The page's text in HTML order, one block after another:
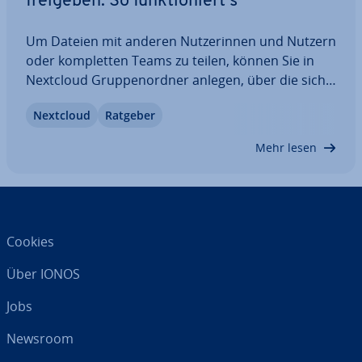
Um Dateien mit anderen Nut­ze­rin­nen und Nutzern
oder kom­plet­ten Teams zu teilen, können Sie in
Nextcloud Grup­pen­ord­ner anlegen, über die sich
erklären wir, was Nextcloud-Grup­pen­ord­ner sind,
Nextcloud Ratgeber
Mehr lesen
Cookies
Über IONOS
Jobs
Newsroom